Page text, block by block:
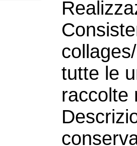
tutte le
raccolte